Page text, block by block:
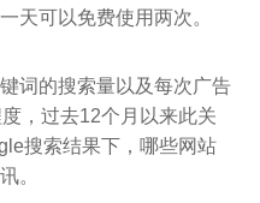
天可以免费使用两次。
词的搜索量以及每次广告
，过去12个月以来此关
搜索结果下，哪些网站
。